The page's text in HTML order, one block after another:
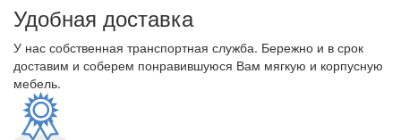
Удобная доставка
У нас собственная транспортная служба. Бережно и в срок
доставим и соберем понравившуюся Вам мягкую и корпусную
мебель.